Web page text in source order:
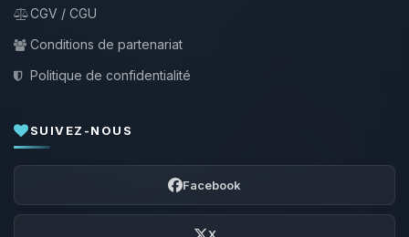
CGV / CGU
Conditions de partenariat
Politique de confidentialité
SUIVEZ-NOUS
Facebook